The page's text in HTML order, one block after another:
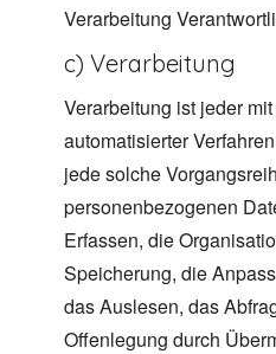
Verarbeitung
c) Verarbeitung
Verarbeitung ist jeder
automatisierter
jede solche
personenbezogenen
Erfassen, die
Speicherung, die
das Auslesen, das
Offenlegung durch